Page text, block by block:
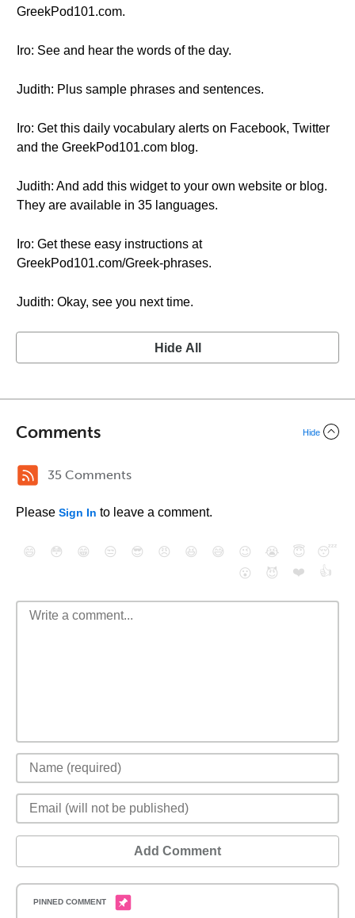
GreekPod101.com.
Iro: See and hear the words of the day.
Judith: Plus sample phrases and sentences.
Iro: Get this daily vocabulary alerts on Facebook, Twitter
and the GreekPod101.com blog.
Judith: And add this widget to your own website or blog.
They are available in 35 languages.
Iro: Get these easy instructions at
GreekPod101.com/Greek-phrases.
Judith: Okay, see you next time.
Hide All
Comments Hide
35 Comments
Please Sign In to leave a comment.
😄 😳 😁 😒 😎 😠 😆 😅 😉 😭 😇
😴
😮
😈 ❤️ 👍
Add Comment